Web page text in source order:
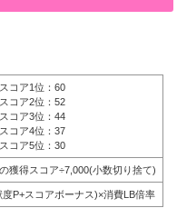
コア1位：60
コア2位：52
コア3位：44
コア4位：37
コア5位：30
獲得スコア÷7,000(小数切り捨て)
度P+スコアボーナス)×消費LB倍率